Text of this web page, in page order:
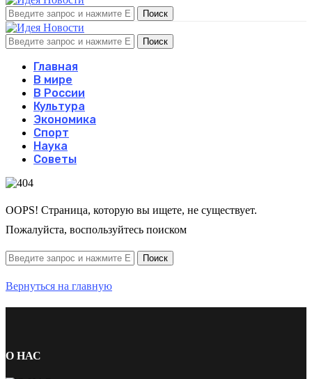
Поиск
Поиск
Главная
В мире
В России
Культура
Экономика
Спорт
Наука
Советы
OOPS! Страница, которую вы ищете, не существует.
Пожалуйста, воспользуйтесь поиском
Вернуться на главную
О НАС